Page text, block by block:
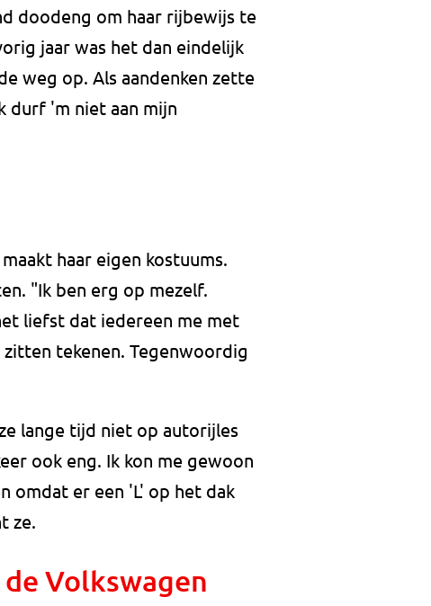
doodeng om haar rijbewijs te
jaar was het dan eindelijk
weg op. Als aandenken zette
durf 'm niet aan mijn
haar eigen kostuums.
"Ik ben erg op mezelf.
liefst dat iedereen me met
tekenen. Tegenwoordig
lange tijd niet op autorijles
ook eng. Ik kon me gewoon
omdat er een 'L' op het dak
ze.
Volkswagen